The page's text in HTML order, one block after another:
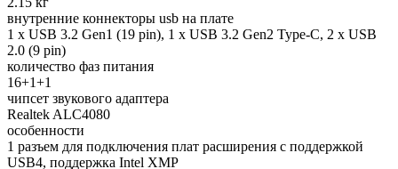
внутренние коннекторы usb на плате
1 x USB 3.2 Gen1 (19 pin), 1 х USB 3.2 Gen2 Type-C, 2 x USB
2.0 (9 pin)
количество фаз питания
16+1+1
чипсет звукового адаптера
Realtek ALC4080
особенности
1 разъем для подключения плат расширения с поддержкой
USB4, поддержка Intel XMP